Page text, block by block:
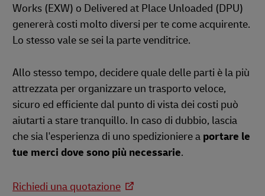
Works (EXW) o Delivered at Place Unloaded (DPU)
genererà costi molto diversi per te come acquirente.
Lo stesso vale se sei la parte venditrice.
Allo stesso tempo, decidere quale delle parti è la più
attrezzata per organizzare un trasporto veloce,
sicuro ed efficiente dal punto di vista dei costi può
aiutarti a stare tranquillo. In caso di dubbio, lascia
che sia l'esperienza di uno spedizioniere a portare le
tue merci dove sono più necessarie.
Richiedi una quotazione